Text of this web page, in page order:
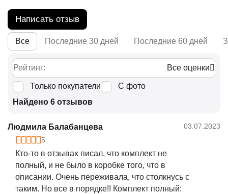
Написать отзыв
Все Последние 30 дней Последние 60 дней
Рейтинг: Все оценки
Только покупатели
С фото
Найдено 6 отзывов
Людмила Балабанцева
03.07.2023
5
Кто-то в отзывах писал, что комплект не
полный, и не было в коробке того, что в
описании. Очень переживала, что столкнусь с
таким. Но все в порядке!! Комплект полный: